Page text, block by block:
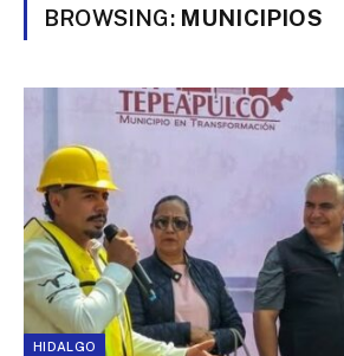
BROWSING: MUNICIPIOS
HIDALGO